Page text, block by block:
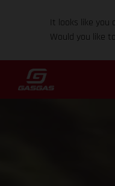
It looks like you
Would you like